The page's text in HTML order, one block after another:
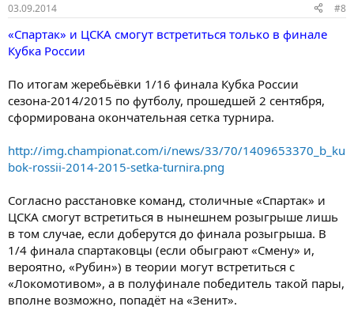
03.09.2014 #8
«Спартак» и ЦСКА смогут встретиться только в финале
Кубка России
По итогам жеребьёвки 1/16 финала Кубка России
сезона-2014/2015 по футболу, прошедшей 2 сентября,
сформирована окончательная сетка турнира.
http://img.championat.com/i/news/33/70/1409653370_b_ku
bok-rossii-2014-2015-setka-turnira.png
Согласно расстановке команд, столичные «Спартак» и
ЦСКА смогут встретиться в нынешнем розыгрыше лишь
в том случае, если доберутся до финала розыгрыша. В
1/4 финала спартаковцы (если обыграют «Смену» и,
вероятно, «Рубин») в теории могут встретиться с
«Локомотивом», а в полуфинале победитель такой пары,
вполне возможно, попадёт на «Зенит».